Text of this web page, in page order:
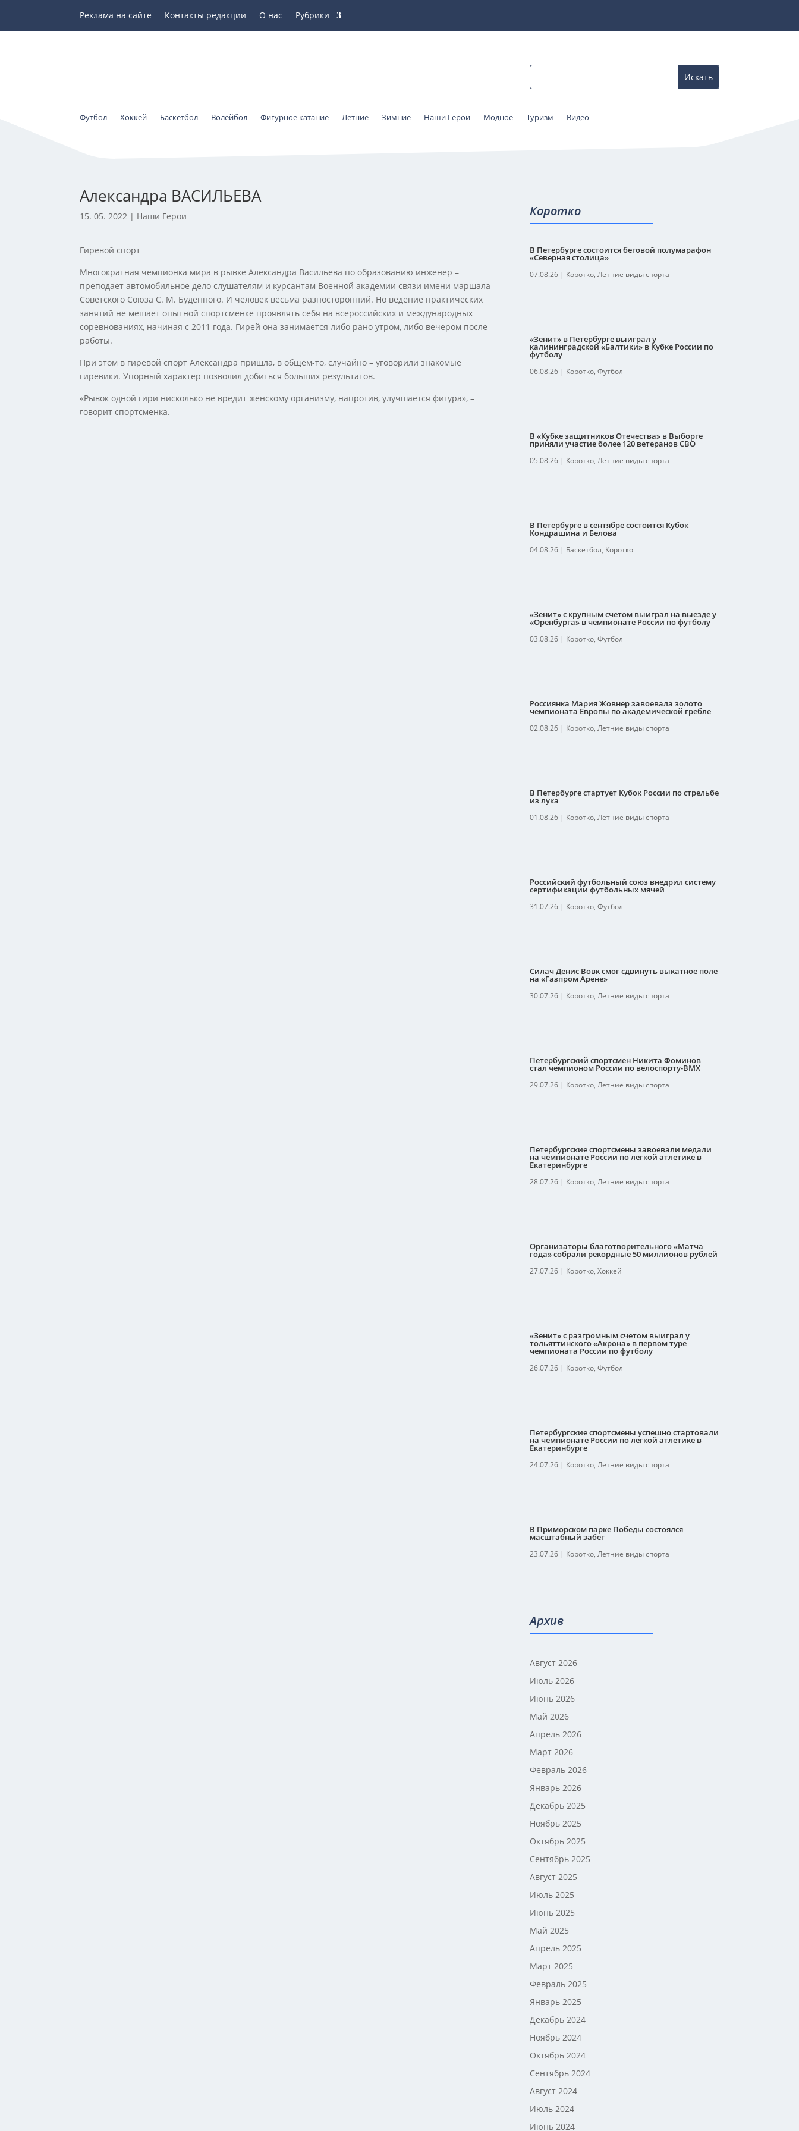
Реклама на сайте Контакты редакции О нас Рубрики
Футбол Хоккей Баскетбол Волейбол Фигурное катание Летние Зимние Наши Герои Модное Туризм Видео
Александра ВАСИЛЬЕВА
15. 05. 2022 | Наши Герои
Гиревой спорт
Многократная чемпионка мира в рывке Александра Васильева по образованию инженер –
преподает автомобильное дело слушателям и курсантам Военной академии связи имени маршала
Советского Союза С. М. Буденного. И человек весьма разносторонний. Но ведение практических
занятий не мешает опытной спортсменке проявлять себя на всероссийских и международных
соревнованиях, начиная с 2011 года. Гирей она занимается либо рано утром, либо вечером после
работы.
При этом в гиревой спорт Александра пришла, в общем-то, случайно – уговорили знакомые
гиревики. Упорный характер позволил добиться больших результатов.
«Рывок одной гири нисколько не вредит женскому организму, напротив, улучшается фигура», –
говорит спортсменка.
Коротко
В Петербурге состоится беговой полумарафон
«Северная столица»
07.08.26| Коротко, Летние виды спорта
«Зенит» в Петербурге выиграл у
калининградской «Балтики» в Кубке России по
футболу
06.08.26| Коротко, Футбол
В «Кубке защитников Отечества» в Выборге
приняли участие более 120 ветеранов СВО
05.08.26| Коротко, Летние виды спорта
В Петербурге в сентябре состоится Кубок
Кондрашина и Белова
04.08.26| Баскетбол, Коротко
«Зенит» с крупным счетом выиграл на выезде у
«Оренбурга» в чемпионате России по футболу
03.08.26| Коротко, Футбол
Россиянка Мария Жовнер завоевала золото
чемпионата Европы по академической гребле
02.08.26| Коротко, Летние виды спорта
В Петербурге стартует Кубок России по стрельбе
из лука
01.08.26| Коротко, Летние виды спорта
Российский футбольный союз внедрил систему
сертификации футбольных мячей
31.07.26| Коротко, Футбол
Силач Денис Вовк смог сдвинуть выкатное поле
на «Газпром Арене»
30.07.26| Коротко, Летние виды спорта
Петербургский спортсмен Никита Фоминов
стал чемпионом России по велоспорту-ВМХ
29.07.26| Коротко, Летние виды спорта
Петербургские спортсмены завоевали медали
на чемпионате России по легкой атлетике в
Екатеринбурге
28.07.26| Коротко, Летние виды спорта
Организаторы благотворительного «Матча
года» собрали рекордные 50 миллионов рублей
27.07.26| Коротко, Хоккей
«Зенит» с разгромным счетом выиграл у
тольяттинского «Акрона» в первом туре
чемпионата России по футболу
26.07.26| Коротко, Футбол
Петербургские спортсмены успешно стартовали
на чемпионате России по легкой атлетике в
Екатеринбурге
24.07.26| Коротко, Летние виды спорта
В Приморском парке Победы состоялся
масштабный забег
23.07.26| Коротко, Летние виды спорта
Архив
Август 2026
Июль 2026
Июнь 2026
Май 2026
Апрель 2026
Март 2026
Февраль 2026
Январь 2026
Декабрь 2025
Ноябрь 2025
Октябрь 2025
Сентябрь 2025
Август 2025
Июль 2025
Июнь 2025
Май 2025
Апрель 2025
Март 2025
Февраль 2025
Январь 2025
Декабрь 2024
Ноябрь 2024
Октябрь 2024
Сентябрь 2024
Август 2024
Июль 2024
Июнь 2024